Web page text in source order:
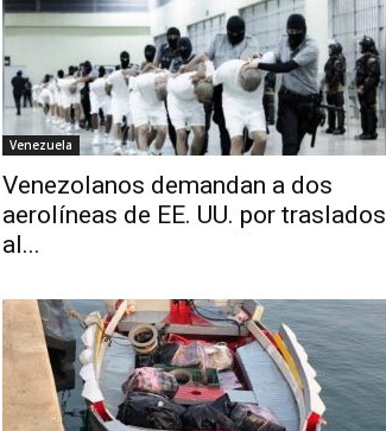
Venezuela
Venezolanos demandan a dos
aerolíneas de EE. UU. por traslados
al...